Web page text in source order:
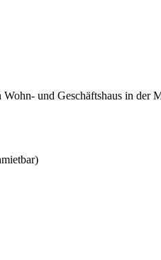
und Geschäftshaus in der